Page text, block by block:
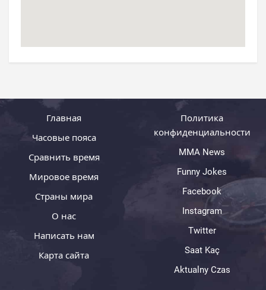
Главная
Часовые пояса
Сравнить время
Мировое время
Страны мира
О нас
Написать нам
Карта сайта
Политика
конфиденциальности
MMA News
Funny Jokes
Facebook
Instagram
Twitter
Saat Kaç
Aktualny Czas